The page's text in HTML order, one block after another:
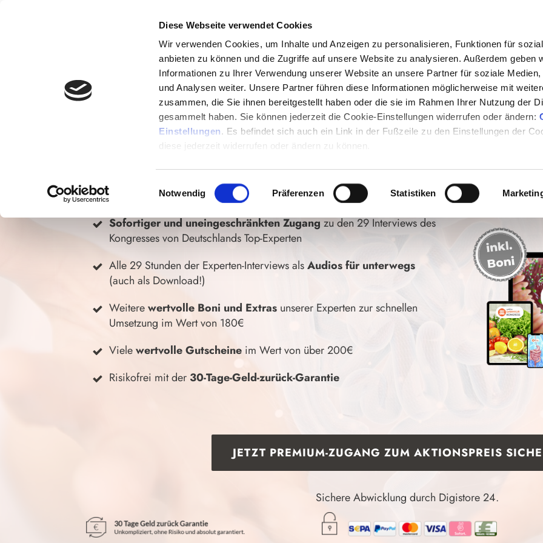
Diese Webseite verwendet Cookies
Wir verwenden Cookies, um Inhalte und Anzeigen zu personalisieren, Funktionen für
anbieten zu können und die Zugriffe auf unsere Website zu analysieren. Außerdem geben
Informationen zu Ihrer Verwendung unserer Website an unsere Partner für soziale Medien,
und Analysen weiter. Unsere Partner führen diese Informationen möglicherweise mit
zusammen, die Sie ihnen bereitgestellt haben oder die sie im Rahmen Ihrer Nutzung der
gesammelt haben. Sie können jederzeit die Cookie-Einstellungen widerrufen oder ändern:
Einstellungen. Es befindet sich auch ein Link in der Fußzeile zu den Einstellungen der
diese jederzeit widerrufen oder ändern zu können.
Einwilligungsauswahl
Notwendig Präferenzen Statistiken
Jetzt für NUR
GESUNDER DARM, GESUNDER
DARMKUR, DIE WIRKLICH
Inhalte des Darmkur Kongresses
Sofortiger und uneingeschränkten Zugangzu den 29 Interviews des
Kongresses von Deutschlands Top-Experten
Alle 29 Stunden der Experten-Interviews alsAudios für unterwegs
(auch als Download!)
Weiterewertvolle Boni und Extras unserer Experten zur schnellen
Umsetzung im Wert von 180€
Vielewertvolle Gutscheine im Wert von über 200€
Risikofrei mit der 30-Tage-Geld-zurück-Garantie
JETZT PREMIUM-ZUGANG ZUM AKTIONSPREIS
Sichere Abwicklung durch Digistore 24.